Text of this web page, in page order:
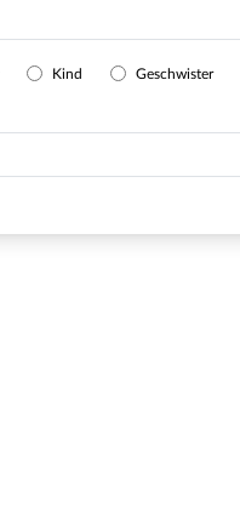
Kind Geschwister